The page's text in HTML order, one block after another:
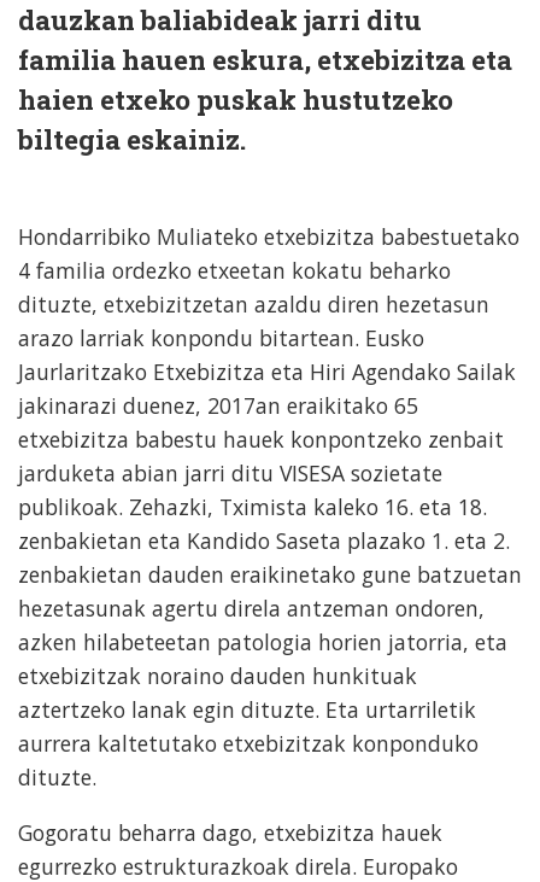
dauzkan baliabideak jarri ditu
familia hauen eskura, etxebizitza eta
haien etxeko puskak hustutzeko
biltegia eskainiz.
Hondarribiko Muliateko etxebizitza babestuetako
4 familia ordezko etxeetan kokatu beharko
dituzte, etxebizitzetan azaldu diren hezetasun
arazo larriak konpondu bitartean. Eusko
Jaurlaritzako Etxebizitza eta Hiri Agendako Sailak
jakinarazi duenez, 2017an eraikitako 65
etxebizitza babestu hauek konpontzeko zenbait
jarduketa abian jarri ditu VISESA sozietate
publikoak. Zehazki, Tximista kaleko 16. eta 18.
zenbakietan eta Kandido Saseta plazako 1. eta 2.
zenbakietan dauden eraikinetako gune batzuetan
hezetasunak agertu direla antzeman ondoren,
azken hilabeteetan patologia horien jatorria, eta
etxebizitzak noraino dauden hunkituak
aztertzeko lanak egin dituzte. Eta urtarriletik
aurrera kaltetutako etxebizitzak konponduko
dituzte.
Gogoratu beharra dago, etxebizitza hauek
egurrezko estrukturazkoak direla. Europako